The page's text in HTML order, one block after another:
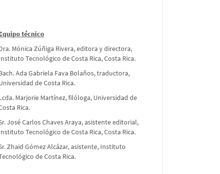
técnico
Mónica Zúñiga Rivera, editora y directora,
Tecnológico de Costa Rica, Costa Rica.
Ada Gabriela Fava Bolaños, traductora,
de Costa Rica.
Marjorie Martínez, filóloga, Universidad de
Rica.
José Carlos Chaves Araya, asistente editorial,
Tecnológico de Costa Rica, Costa Rica.
Zhaid Gómez Alcázar, asistente, Instituto
de Costa Rica.